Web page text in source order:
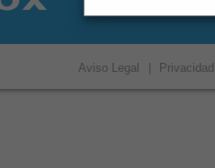
Aviso Legal Privacidad